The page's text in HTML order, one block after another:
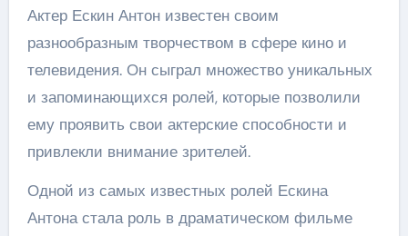
Актер Ескин Антон известен своим
разнообразным творчеством в сфере кино и
телевидения. Он сыграл множество уникальных
и запоминающихся ролей, которые позволили
ему проявить свои актерские способности и
привлекли внимание зрителей.
Одной из самых известных ролей Ескина
Антона стала роль в драматическом фильме